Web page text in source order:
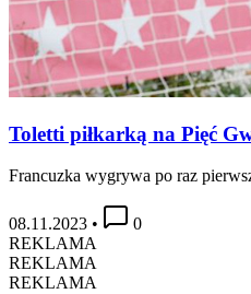
Toletti piłkarką na Pięć
Francuzka wygrywa po raz
08.11.2023 •
0
REKLAMA
REKLAMA
REKLAMA